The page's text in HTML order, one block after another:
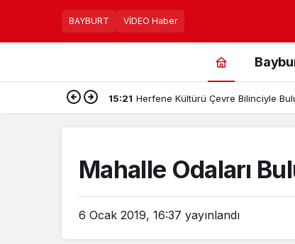
BAYBURT VİDEO Haber
15:21 Herfene Kültürü Çevre Bilinciyle
Mahalle Odaları
6 Ocak 2019, 16:37 yayınlandı